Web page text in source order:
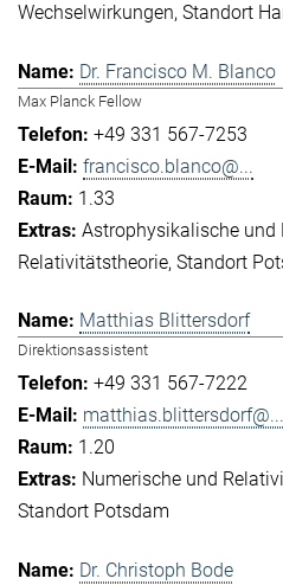
Wechselwirkungen Standort
Dr. Francisco M. Blanco
Max Planck Fellow
+49 331 567-7253
francisco.blanco@...
1.33
Astrophysikalische und
Relativitätstheorie Standort
Matthias Blittersdorf
Direktionsassistent
+49 331 567-7222
matthias.blittersdorf@...
1.20
Numerische und
Standort Potsdam
Dr. Christoph Bode